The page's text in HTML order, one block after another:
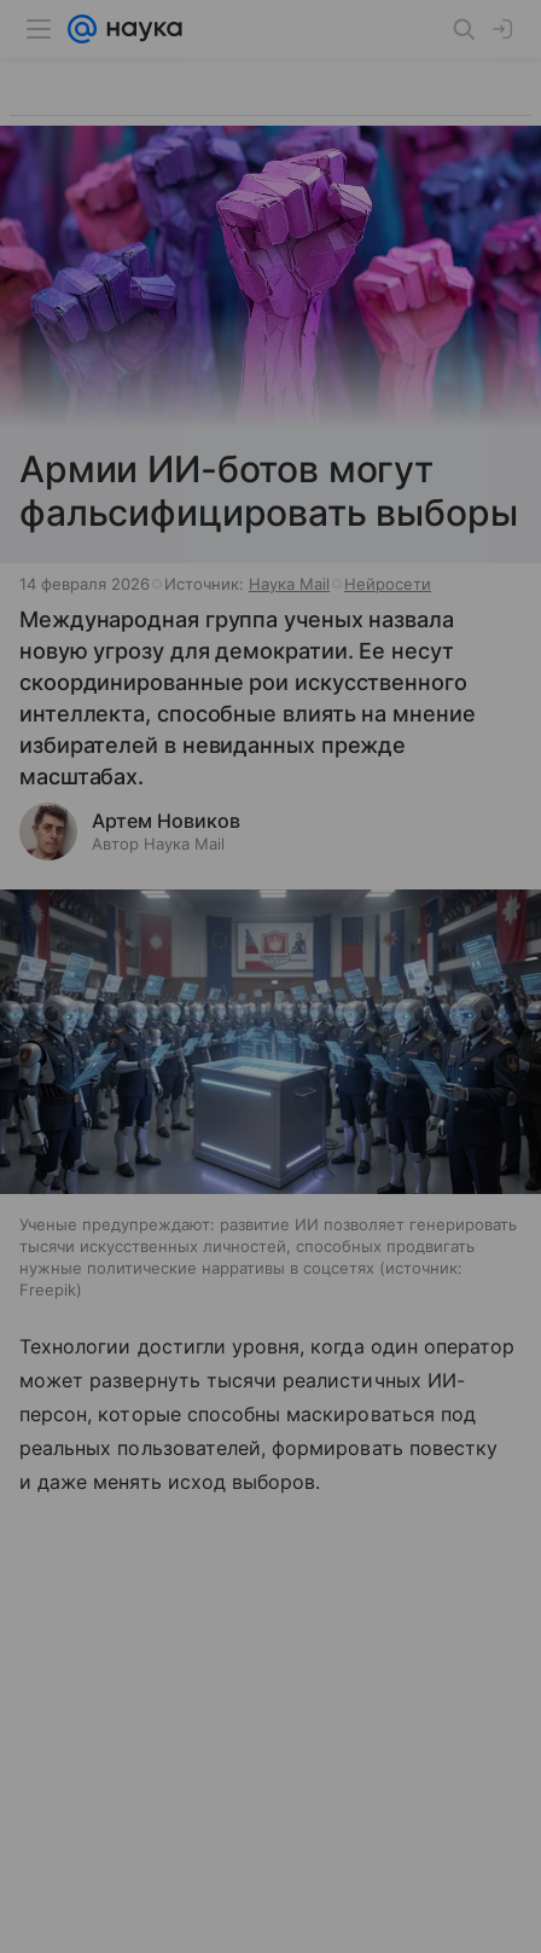
Армии ИИ-ботов могут
фальсифицировать выборы
14 февраля 2026 Источник: Наука Mail Нейросети
Международная группа ученых назвала
новую угрозу для демократии. Ее несут
скоординированные рои искусственного
интеллекта, способные влиять на мнение
избирателей в невиданных прежде
масштабах.
Артем Новиков
Автор Наука Mail
Ученые предупреждают: развитие ИИ позволяет генерировать
тысячи искусственных личностей, способных продвигать
нужные политические нарративы в соцсетях
источник:
Freepik
Технологии достигли уровня, когда один оператор
может развернуть тысячи реалистичных ИИ-
персон, которые способны маскироваться под
реальных пользователей, формировать повестку
и даже менять исход выборов.